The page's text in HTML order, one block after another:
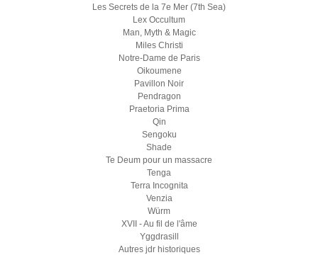
Les Secrets de la 7e Mer (7th Sea)
Lex Occultum
Man, Myth & Magic
Miles Christi
Notre-Dame de Paris
Oikoumene
Pavillon Noir
Pendragon
Praetoria Prima
Qin
Sengoku
Shade
Te Deum pour un massacre
Tenga
Terra Incognita
Venzia
Würm
XVII - Au fil de l'âme
Yggdrasill
Autres jdr historiques